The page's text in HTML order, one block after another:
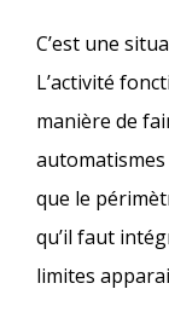
C’est une
L’activité
manière de
que le
qu’il faut
limites